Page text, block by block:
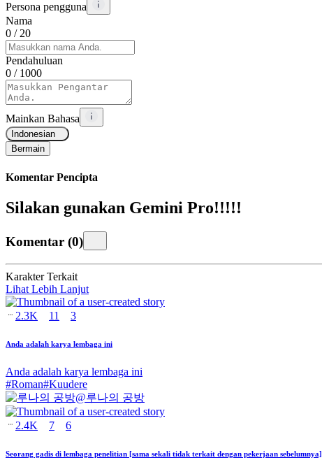
Persona pengguna
Nama
0 / 20
Pendahuluan
0 / 1000
Mainkan Bahasa
Indonesian
Bermain
Komentar Pencipta
Silakan gunakan Gemini Pro!!!!!
Komentar (0)
Karakter Terkait
Lihat Lebih Lanjut
2.3K 11 3
Anda adalah karya lembaga ini
Anda adalah karya lembaga ini
#Roman#Kuudere
@루나의 공방
2.4K 7 6
Seorang gadis di lembaga penelitian [sama sekali tidak terkait dengan pekerjaan sebelumnya]